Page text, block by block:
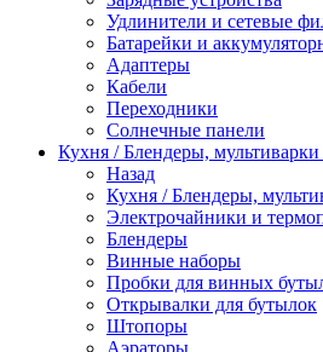
Удлинители и сетевые
Батарейки и
Адаптеры
Кабели
Переходники
Солнечные панели
Кухня / Блендеры,
Назад
Кухня / Блендеры,
Электрочайники и
Блендеры
Винные наборы
Пробки для винных
Открывалки для бутылок
Штопоры
Аэраторы